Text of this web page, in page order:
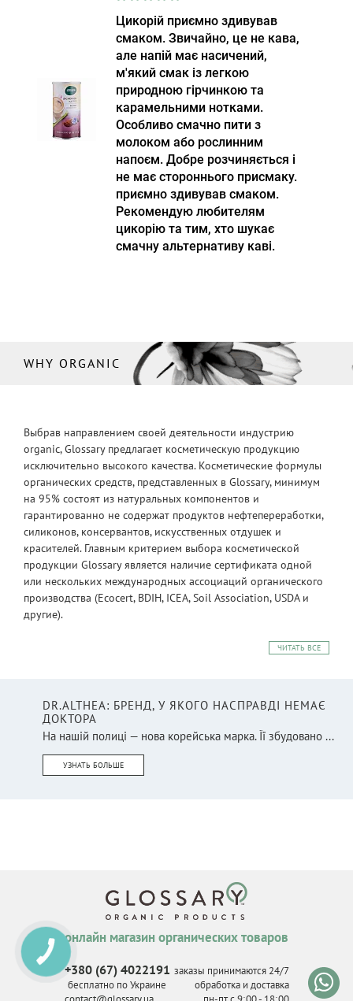
Цикорій приємно здивував
смаком. Звичайно, це не кава,
але напій має насичений,
м'який смак із легкою
природною гірчинкою та
карамельними нотками.
Особливо смачно пити з
молоком або рослинним
напоєм. Добре розчиняється і
не має стороннього присмаку.
приємно здивував смаком.
Рекомендую любителям
цикорію та тим, хто шукає
смачну альтернативу каві.
WHY ORGANIC
Выбрав направлением своей деятельности индустрию
organic, Glossary предлагает косметическую продукцию
исключительно высокого качества. Косметические формулы
органических средств, представленных в Glossary, минимум
на 95% состоят из натуральных компонентов и
гарантированно не содержат продуктов нефтепереработки,
силиконов, консервантов, искусственных отдушек и
красителей. Главным критерием выбора косметической
продукции Glossary является наличие сертификата одной
или нескольких международных ассоциаций органического
производства (Ecocert, BDIH, ICEA, Soil Association, USDA и
другие).
ЧИТАТЬ ВСЕ
DR.ALTHEA: БРЕНД, У ЯКОГО НАСПРАВДІ НЕМАЄ
ДОКТОРА
На нашій полиці — нова корейська марка. Її збудовано ...
УЗНАТЬ БОЛЬШЕ
онлайн магазин органических товаров
+380 (67) 4022191
бесплатно по Украине
заказы принимаются 24/7
обработка и доставка
КНОПКА
СВЯЗИ